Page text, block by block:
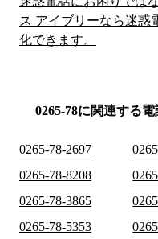
ス アイブリーなら迷惑
化できます。
0265-78に関連する
0265-78-2697
0265-78-8208
0265-78-3865
0265-78-5353